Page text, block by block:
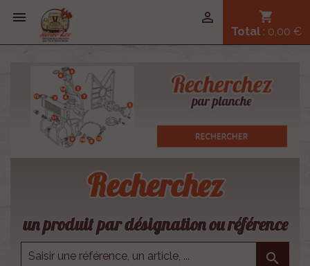
 shopping_cart
Total : 0,00 €

Recherchez
un produit par désignation ou référence
